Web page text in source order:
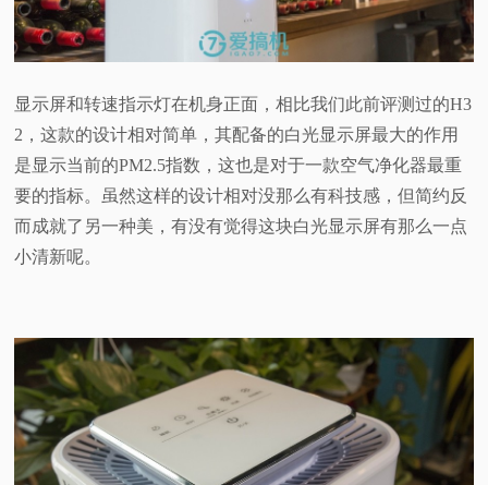
显示屏和转速指示灯在机身正面，相比我们此前评测过的H3
2，这款的设计相对简单，其配备的白光显示屏最大的作用
是显示当前的PM2.5指数，这也是对于一款空气净化器最重
要的指标。虽然这样的设计相对没那么有科技感，但简约反
而成就了另一种美，有没有觉得这块白光显示屏有那么一点
小清新呢。